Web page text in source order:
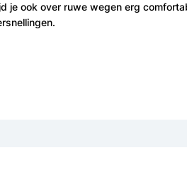
je ook over ruwe wegen erg